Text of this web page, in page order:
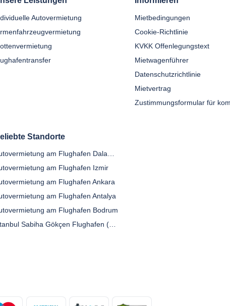
Autovermietung
Mietbedingungen
Cookie-Richtlinie
KVKK Offenlegungstext
Mietwagenführer
Datenschutzrichtlinie
Mietvertrag
Standorte
am Flughafen Izmir
am Flughafen Ankara
am Flughafen Antalya
am Flughafen Bodrum